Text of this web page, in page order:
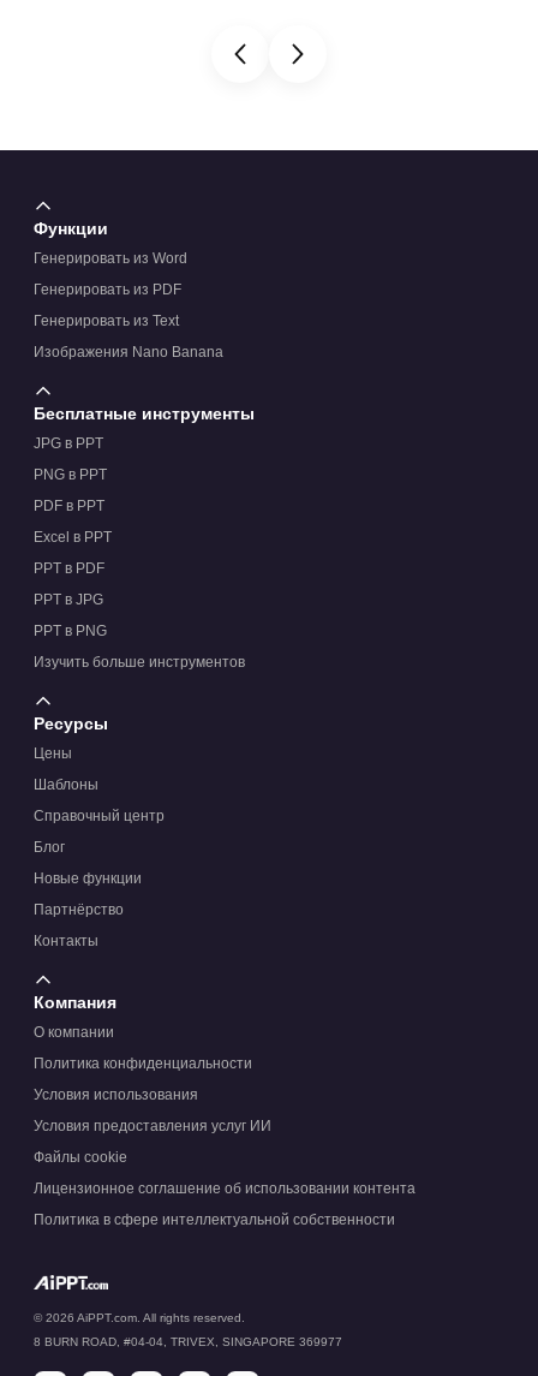
Функции
Генерировать из Word
Генерировать из PDF
Генерировать из Text
Изображения Nano Banana
Бесплатные инструменты
JPG в PPT
PNG в PPT
PDF в PPT
Excel в PPT
PPT в PDF
PPT в JPG
PPT в PNG
Изучить больше инструментов
Ресурсы
Цены
Шаблоны
Справочный центр
Блог
Новые функции
Партнёрство
Контакты
Компания
О компании
Политика конфиденциальности
Условия использования
Условия предоставления услуг ИИ
Файлы cookie
Лицензионное соглашение об использовании контента
Политика в сфере интеллектуальной собственности
© 2026 AiPPT.com. All rights reserved.
8 BURN ROAD, #04-04, TRIVEX, SINGAPORE 369977